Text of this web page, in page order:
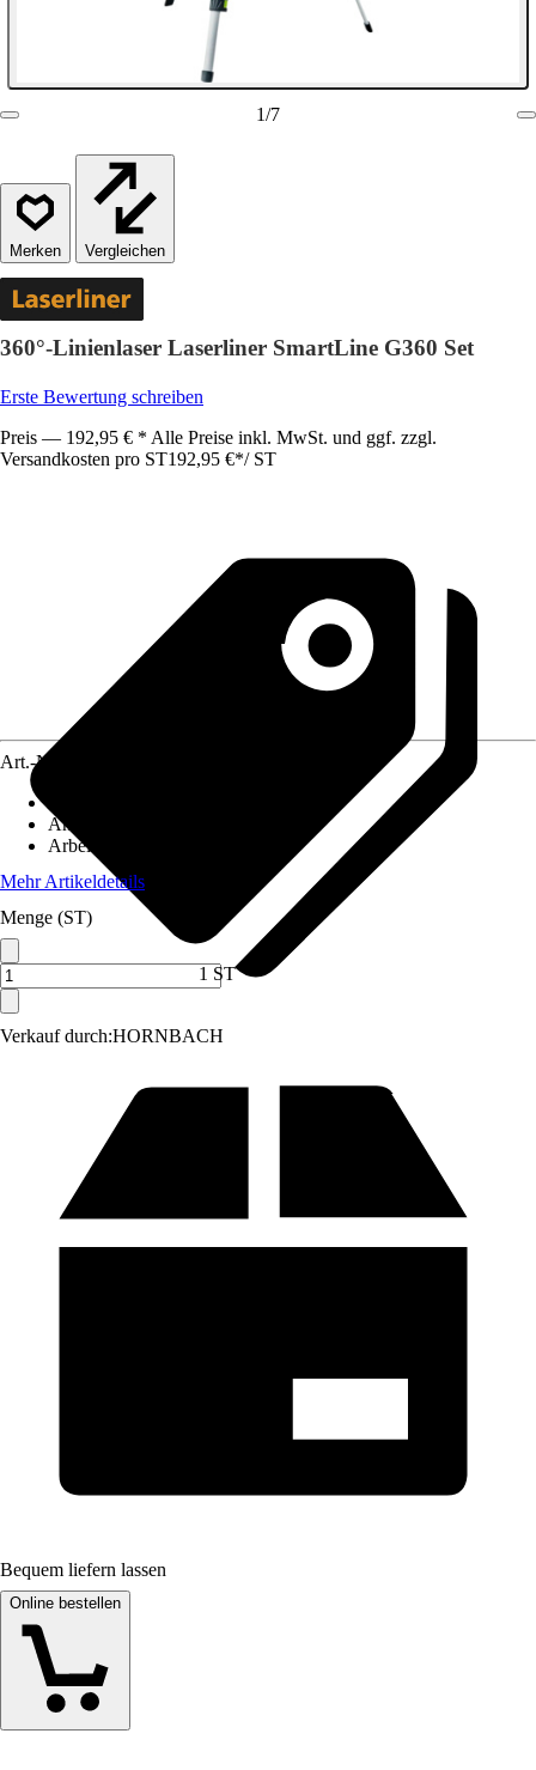
1/7
Vergleichen
360°-Linienlaser Laserliner SmartLine G360 Set
Erste Bewertung schreiben
Preis — 192,95 € * Alle Preise inkl. MwSt. und ggf. zzgl.
Versandkosten pro ST192,95 €*/ ST
Verkauf durch:HORNBACH
Art.-Nr.
Anwendung
Arbeitsbereich
Mehr Artikeldetails
Menge (ST)
1 ST
Bequem liefern lassen
Online bestellen